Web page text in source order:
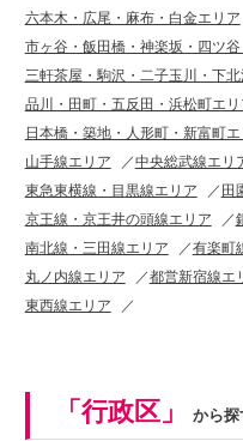
六本木・広尾・麻布・白金エリア
市ヶ谷・飯田橋・神楽坂・四ツ
三軒茶屋・駒沢・二子玉川・下
品川・田町・五反田・浜松町エリ
日本橋・築地・人形町・新富町エ
山手線エリア
中央総武線エリ
東急東横線・目黒線エリア
田
京王線・京王井の頭線エリア
南北線・三田線エリア
有楽町
丸ノ内線エリア
都営新宿線エ
東西線エリア
「行政区」 から探